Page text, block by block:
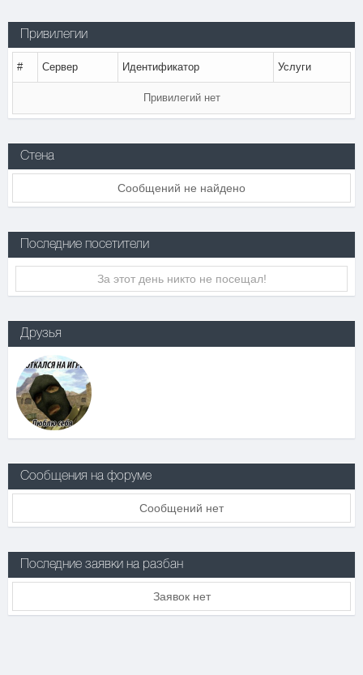
Привилегии
# Сервер Идентификатор Услуги
Привилегий нет
Стена
Сообщений не найдено
Последние посетители
За этот день никто не посещал!
Друзья
Сообщения на форуме
Сообщений нет
Последние заявки на разбан
Заявок нет